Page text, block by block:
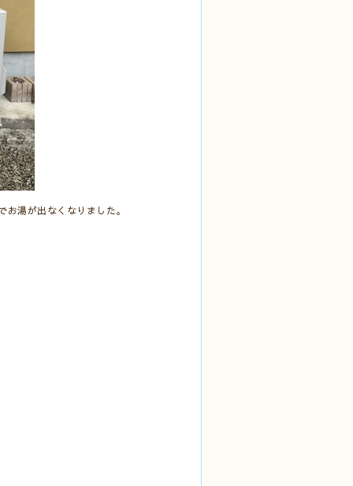
湯が出なくなりました。